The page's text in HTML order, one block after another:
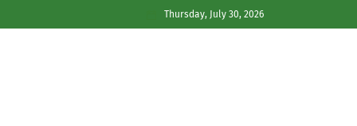
Thursday, July 30, 2026